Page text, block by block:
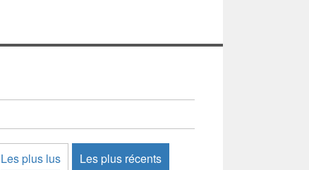
Les plus lus Les plus récents